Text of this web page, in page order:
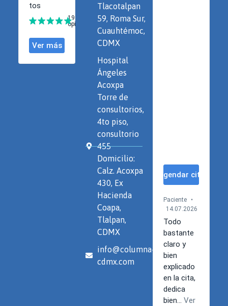
Tlacotalpan
59, Roma Sur,
Cuauhtémoc,
CDMX
Hospital
Ángeles
Acoxpa
Torre de
consultorios,
4to piso,
consultorio
455
Domicilio:
Calz. Acoxpa
430, Ex
Hacienda
Coapa,
Tlalpan,
CDMX
info@columna-
cdmx.com